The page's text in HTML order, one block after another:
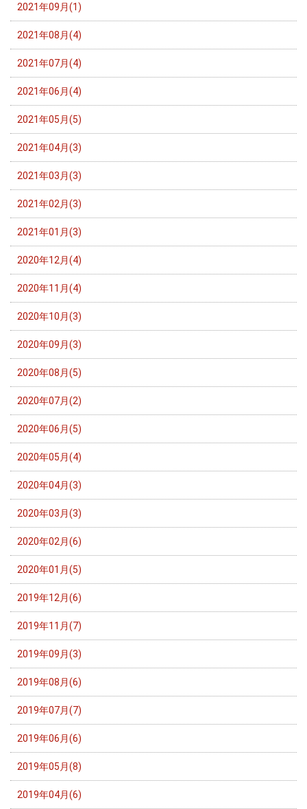
2021年09月(1)
2021年08月(4)
2021年07月(4)
2021年06月(4)
2021年05月(5)
2021年04月(3)
2021年03月(3)
2021年02月(3)
2021年01月(3)
2020年12月(4)
2020年11月(4)
2020年10月(3)
2020年09月(3)
2020年08月(5)
2020年07月(2)
2020年06月(5)
2020年05月(4)
2020年04月(3)
2020年03月(3)
2020年02月(6)
2020年01月(5)
2019年12月(6)
2019年11月(7)
2019年09月(3)
2019年08月(6)
2019年07月(7)
2019年06月(6)
2019年05月(8)
2019年04月(6)